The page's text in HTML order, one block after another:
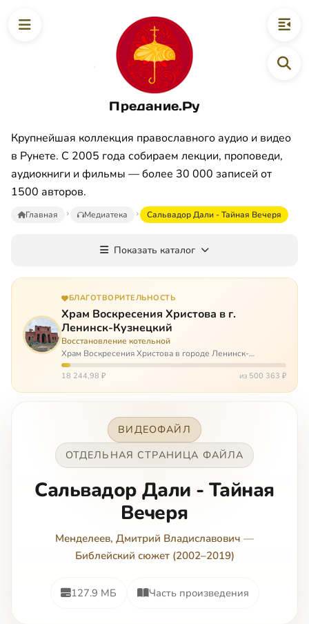
Предание.Ру
Крупнейшая коллекция православного аудио и видео
в Рунете. С 2005 года собираем лекции, проповеди,
аудиокниги и фильмы — более 30 000 записей от
1500 авторов.
Главная Медиатека Сальвадор Дали - Тайная Вечеря
Показать каталог
БЛАГОТВОРИТЕЛЬНОСТЬ
Храм Воскресения Христова в г.
Ленинск-Кузнецкий
Восстановление котельной
Храм Воскресения Христова в городе Ленинск-
Кузнецкий в Кемеровской области – совсем новый, он
открылся всего 20 назад. И сейчас храм может вообще
18 244,98 ₽ из 500 363 ₽
ВИДЕОФАЙЛ
ОТДЕЛЬНАЯ СТРАНИЦА ФАЙЛА
Сальвадор Дали - Тайная
Вечеря
Менделеев, Дмитрий Владиславович —
Библейский сюжет (2002–2019)
127.9 МБ Часть произведения